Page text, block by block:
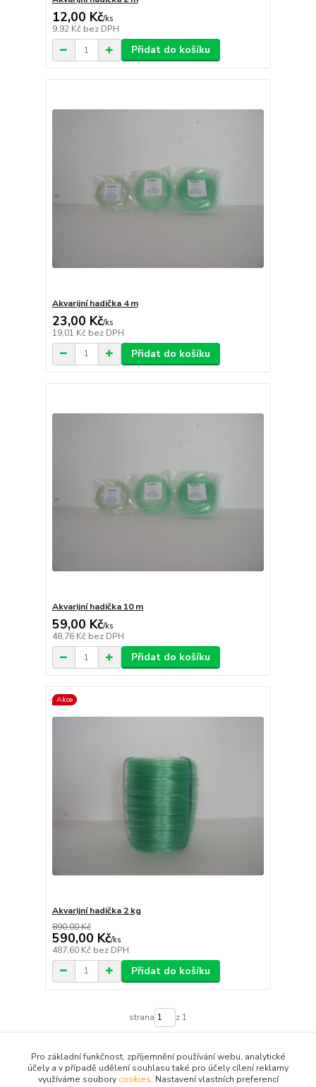
12,00 Kč/ks
9,92 Kč bez DPH
Přidat do košíku
Akvarijní hadička 4 m
23,00 Kč/ks
19,01 Kč bez DPH
Přidat do košíku
Akvarijní hadička 10 m
59,00 Kč/ks
48,76 Kč bez DPH
Přidat do košíku
Akce
Akvarijní hadička 2 kg
890,00 Kč
590,00 Kč/ks
487,60 Kč bez DPH
Přidat do košíku
strana z 1
Pro základní funkčnost, zpříjemnění používání webu, analytické
účely a v případě udělení souhlasu také pro účely cílení reklamy
využíváme soubory cookies. Nastavení vlastních preferencí